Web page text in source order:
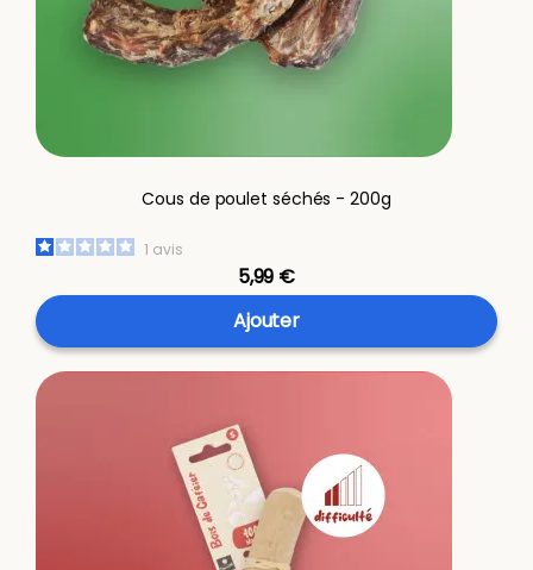
Cous de poulet séchés - 200g
1 avis
5,99 €
Ajouter